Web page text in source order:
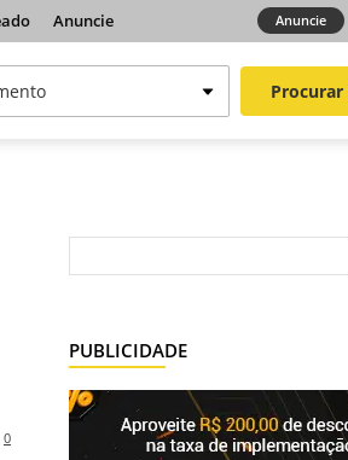
Anuncie Anuncie
Procurar
0
PUBLICIDADE